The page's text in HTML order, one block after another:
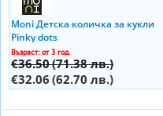
Moni Детска количка за кукли
Pinky dots
Възраст: от 3 год.
€36.50(71.38 лв.)
€32.06 (62.70 лв.)